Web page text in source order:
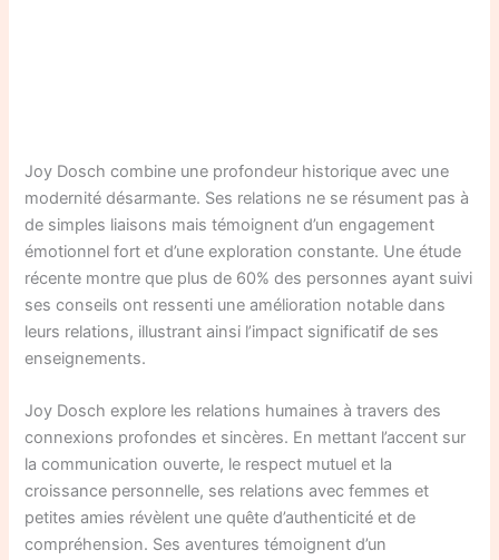
Joy Dosch combine une profondeur historique avec une
modernité désarmante. Ses relations ne se résument pas à
de simples liaisons mais témoignent d’un engagement
émotionnel fort et d’une exploration constante. Une étude
récente montre que plus de 60% des personnes ayant suivi
ses conseils ont ressenti une amélioration notable dans
leurs relations, illustrant ainsi l’impact significatif de ses
enseignements.
Joy Dosch explore les relations humaines à travers des
connexions profondes et sincères. En mettant l’accent sur
la communication ouverte, le respect mutuel et la
croissance personnelle, ses relations avec femmes et
petites amies révèlent une quête d’authenticité et de
compréhension. Ses aventures témoignent d’un